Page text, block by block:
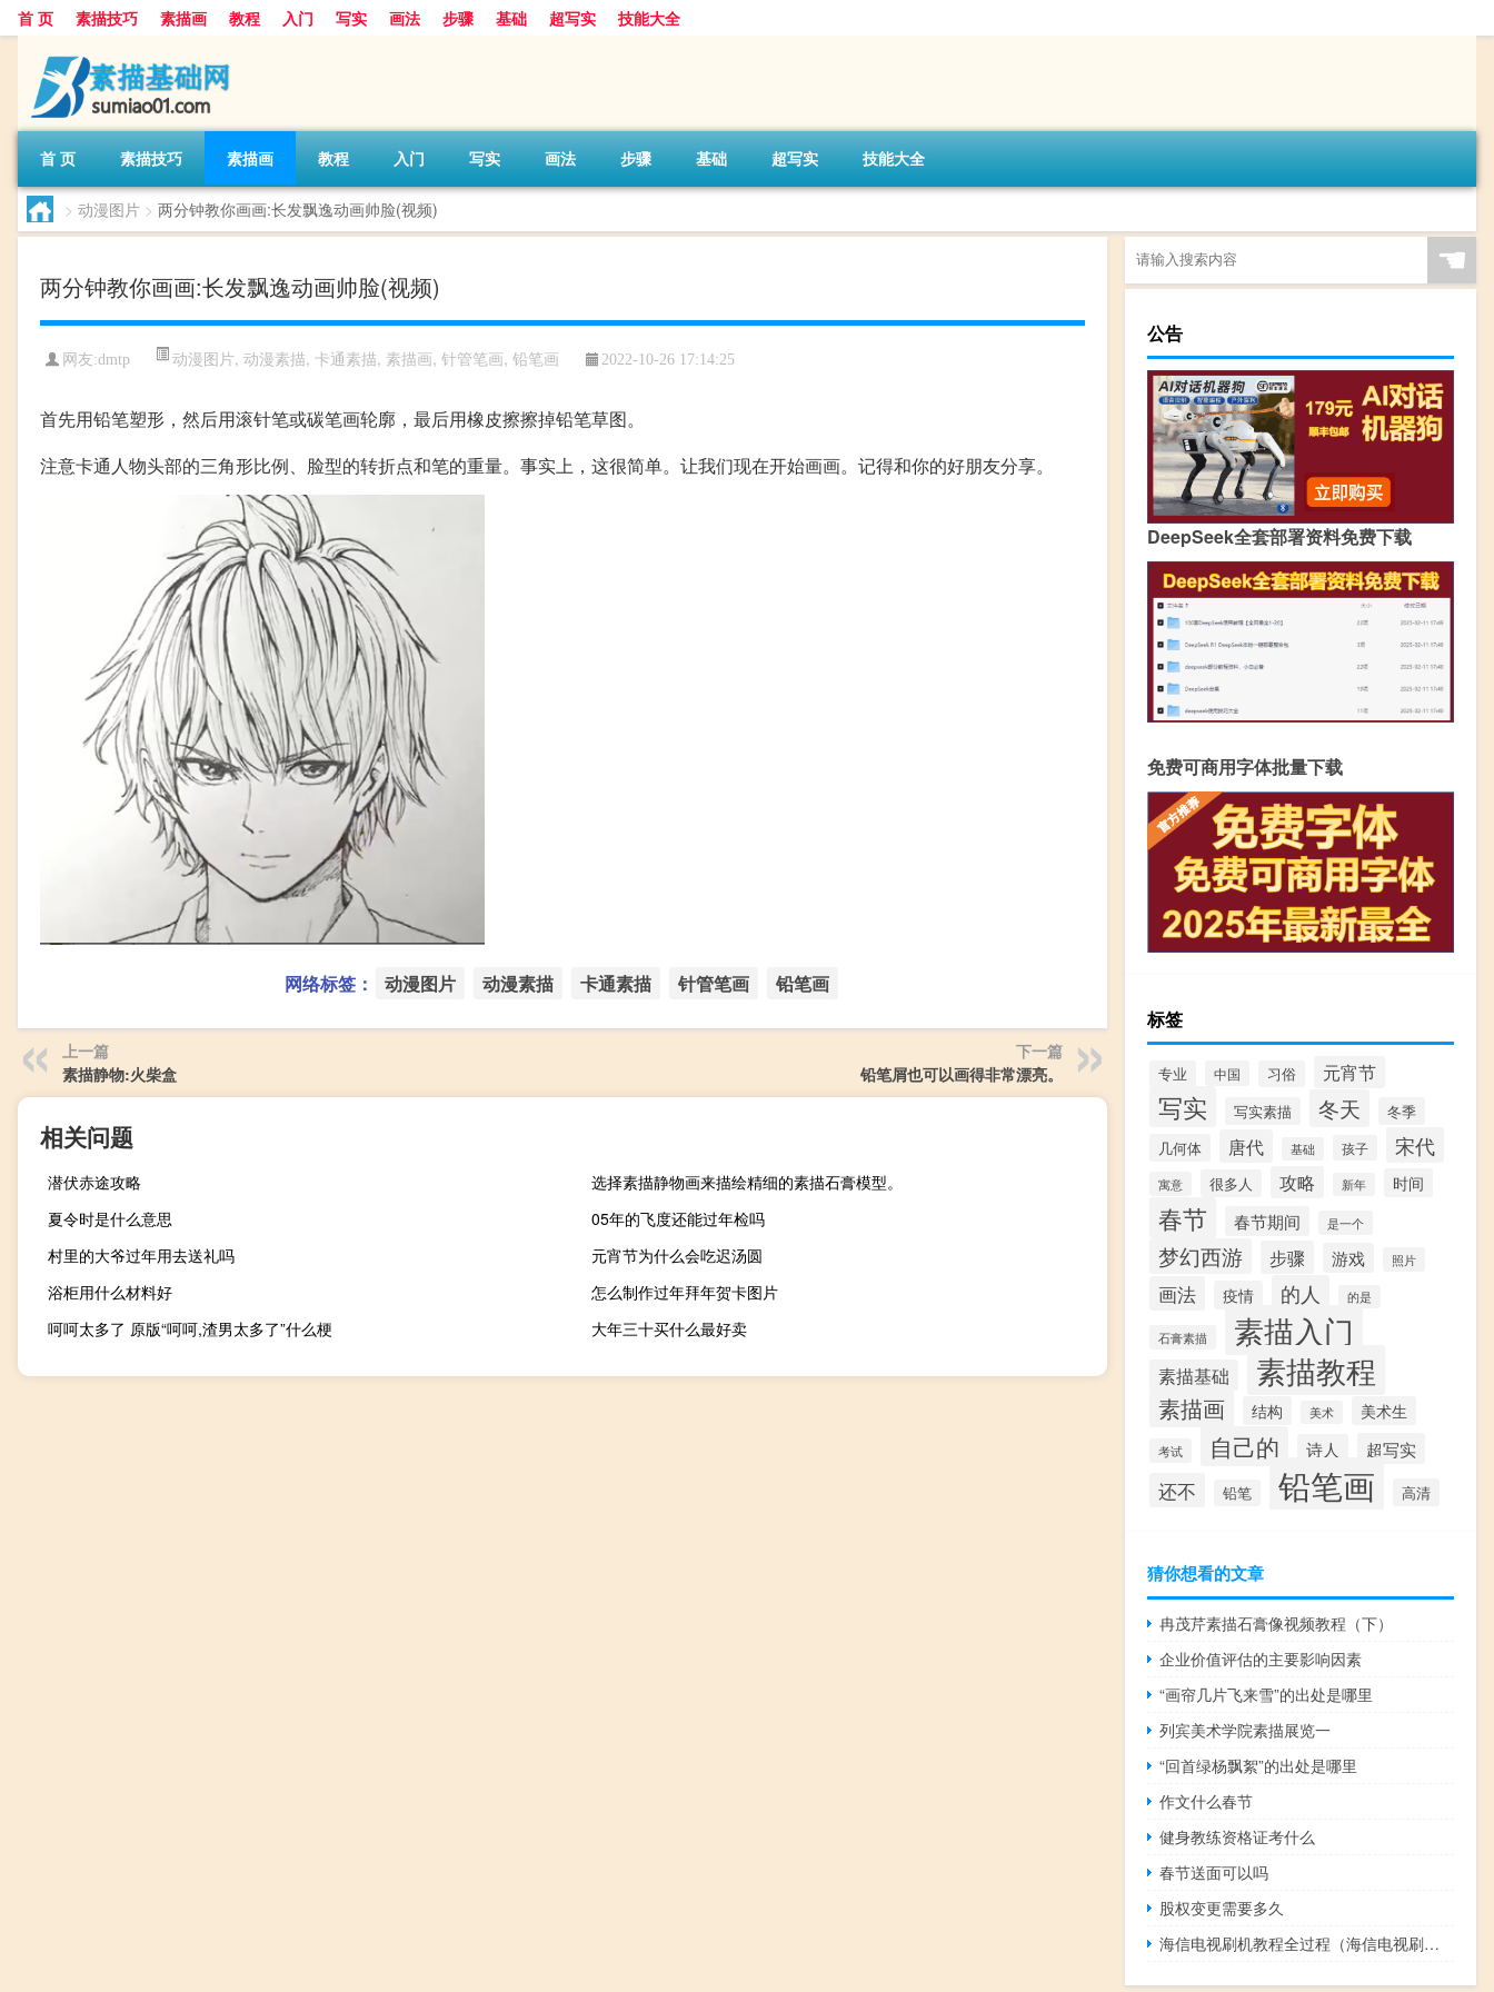
首 页 素描技巧 素描画 教程 入门 写实 画法 步骤 基础 超写实 技能大全
首 页 素描技巧 素描画 教程 入门 写实 画法 步骤 基础 超写实 技能大全
> 动漫图片 > 两分钟教你画画:长发飘逸动画帅脸(视频)
两分钟教你画画:长发飘逸动画帅脸(视频)
网友:dmtp 动漫图片, 动漫素描, 卡通素描, 素描画, 针管笔画, 铅笔画 2022-10-26 17:14:25
首先用铅笔塑形，然后用滚针笔或碳笔画轮廓，最后用橡皮擦擦掉铅笔草图。
注意卡通人物头部的三角形比例、脸型的转折点和笔的重量。事实上，这很简单。让我们现在开始画画。记得和你的好朋友分享。
网络标签： 动漫图片 动漫素描 卡通素描 针管笔画 铅笔画
上一篇
素描静物:火柴盒
下一篇
铅笔屑也可以画得非常漂亮。
相关问题
潜伏赤途攻略
选择素描静物画来描绘精细的素描石膏模型。
夏令时是什么意思
05年的飞度还能过年检吗
村里的大爷过年用去送礼吗
元宵节为什么会吃迟汤圆
浴柜用什么材料好
怎么制作过年拜年贺卡图片
呵呵太多了 原版“呵呵,渣男太多了”什么梗
大年三十买什么最好卖
☚
公告
DeepSeek全套部署资料免费下载
免费可商用字体批量下载
标签
专业 中国 习俗 元宵节
写实 写实素描 冬天
冬季
几何体
唐代 基础 孩子 宋代
寓意 很多人 攻略 新年 时间
春节 春节期间 是一个
梦幻西游 步骤 游戏 照片
画法 疫情 的人 的是
石膏素描 素描入门
素描基础 素描教程
素描画 结构 美术 美术生
考试 自己的 诗人 超写实
还不 铅笔 铅笔画 高清
猜你想看的文章
冉茂芹素描石膏像视频教程（下）
企业价值评估的主要影响因素
“画帘几片飞来雪”的出处是哪里
列宾美术学院素描展览一
“回首绿杨飘絮”的出处是哪里
作文什么春节
健身教练资格证考什么
春节送面可以吗
股权变更需要多久
海信电视刷机教程全过程（海信电视刷机）